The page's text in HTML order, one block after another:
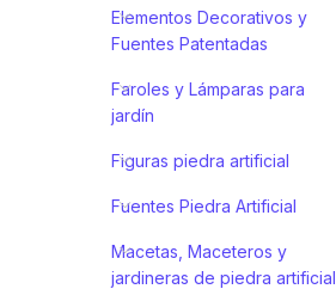
Elementos Decorativos y
Fuentes Patentadas
Faroles y Lámparas para
jardín
Figuras piedra artificial
Fuentes Piedra Artificial
Macetas, Maceteros y
jardineras de piedra artificial